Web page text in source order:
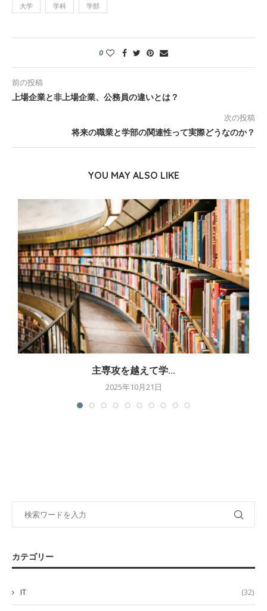
大学 学科 学部
0
前の投稿
上場企業と非上場企業、公務員の違いとは？
次の投稿
将来の職業と学部の関連性って実際どうなのか？
YOU MAY ALSO LIKE
主専攻を越えて学...
2025年10月21日
カテゴリー
IT (32)